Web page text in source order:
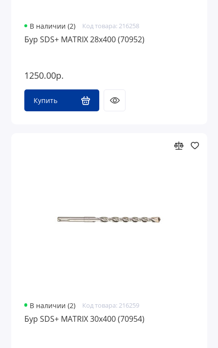
В наличии (2) Код товара: 216258
Бур SDS+ MATRIX 28х400 (70952)
1250.00р.
Купить
В наличии (2) Код товара: 216259
Бур SDS+ MATRIX 30х400 (70954)